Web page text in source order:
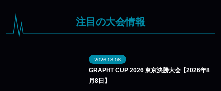
注目の大会情報
2026.08.08
GRAPHT CUP 2026 東京決勝大会【2026年8
月8日】